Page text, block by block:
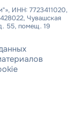
ИНН: 7723411020,
Чувашская
55, помещ. 19